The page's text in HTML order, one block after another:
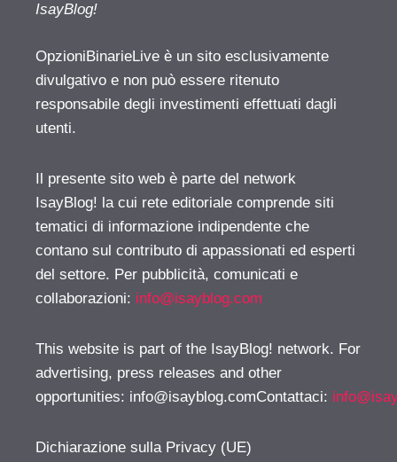
IsayBlog!
OpzioniBinarieLive è un sito esclusivamente
divulgativo e non può essere ritenuto
responsabile degli investimenti effettuati dagli
utenti.
Il presente sito web è parte del network
IsayBlog! la cui rete editoriale comprende siti
tematici di informazione indipendente che
contano sul contributo di appassionati ed esperti
del settore. Per pubblicità, comunicati e
collaborazioni: info@isayblog.com
This website is part of the IsayBlog! network. For
advertising, press releases and other
opportunities: info@isayblog.comContattaci:
Dichiarazione sulla Privacy (UE)